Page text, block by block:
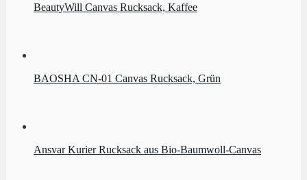
BeautyWill Canvas Rucksack, Kaffee
BAOSHA CN-01 Canvas Rucksack, Grün
Ansvar Kurier Rucksack aus Bio-Baumwoll-Canvas